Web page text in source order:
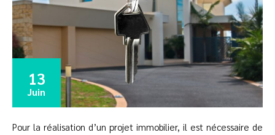
13
Juin
Pour la réalisation d’un projet immobilier, il est nécessaire de